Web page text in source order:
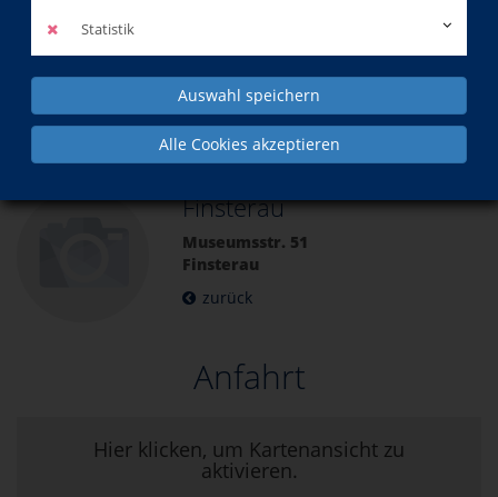
Statistik
Auswahl speichern
Alle Cookies akzeptieren
Unsere Kursorte
Finsterau
Museumsstr. 51
Finsterau
zurück
Anfahrt
Hier klicken, um Kartenansicht zu
aktivieren.